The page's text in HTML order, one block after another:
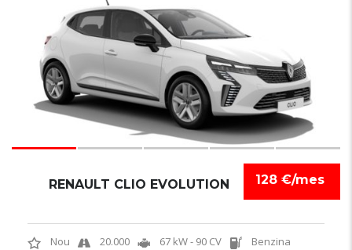
128 €/mes
RENAULT CLIO EVOLUTION
Nou 20.000 67 kW - 90 CV Benzina